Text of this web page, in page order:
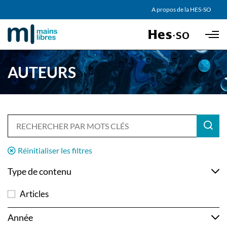
Skip to main content
A propos de la HES-SO
PARTENAIRES
AUTEURS
Réinitialiser les filtres
Type de contenu
Articles
Année